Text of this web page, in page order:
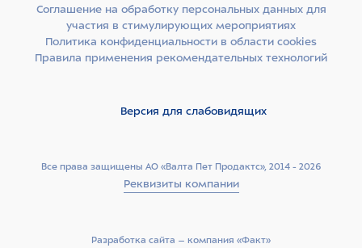
Все права защищены АО «Валта Пет Продактс», 2014 - 2026
Реквизиты компании
Соглашение на обработку персональных данных для
участия в стимулирующих мероприятиях
Политика конфиденциальности в области cookies
Правила применения рекомендательных технологий
Версия для слабовидящих
Разработка сайта –­ компания «Факт»